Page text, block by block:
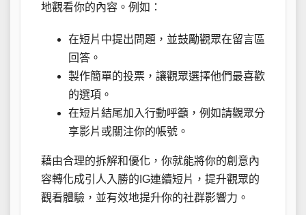
地觀看你的內容。例如：
在短片中提出問題，並鼓勵觀眾在留言區
回答。
製作簡單的投票，讓觀眾選擇他們最喜歡
的選項。
在短片結尾加入行動呼籲，例如請觀眾分
享影片或關注你的帳號。
藉由合理的拆解和優化，你就能將你的創意內
容轉化成引人入勝的IG連續短片，提升觀眾的
觀看體驗，並有效地提升你的社群影響力。